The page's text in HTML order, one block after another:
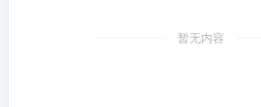
暂无内容